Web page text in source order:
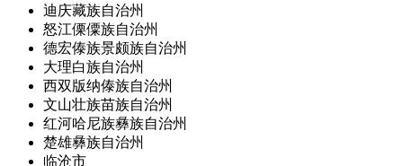
迪庆藏族自治州
怒江傈僳族自治州
德宏傣族景颇族自治州
大理白族自治州
西双版纳傣族自治州
文山壮族苗族自治州
红河哈尼族彝族自治州
楚雄彝族自治州
临沧市